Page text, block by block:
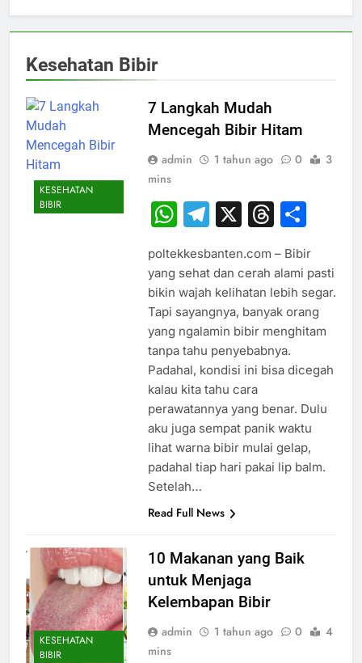
Kesehatan Bibir
KESEHATAN
BIBIR
7 Langkah Mudah
Mencegah Bibir Hitam
admin 1 tahun ago 0
3
mins
WhatsApp
Telegram
X
poltekkesbanten.com – Bibir
yang sehat dan cerah alami pasti
bikin wajah kelihatan lebih segar.
Tapi sayangnya, banyak orang
yang ngalamin bibir menghitam
tanpa tahu penyebabnya.
Padahal, kondisi ini bisa dicegah
kalau kita tahu cara
perawatannya yang benar. Dulu
aku juga sempat panik waktu
lihat warna bibir mulai gelap,
padahal tiap hari pakai lip balm.
Setelah…
Read Full News
KESEHATAN
BIBIR
10 Makanan yang Baik
untuk Menjaga
Kelembapan Bibir
admin 1 tahun ago 0
4
mins